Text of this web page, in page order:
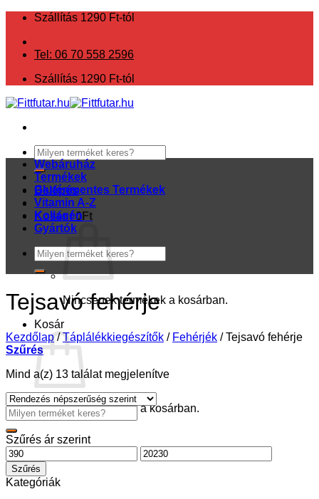
Skip
content
Szállítás 1290 Ft-tól
Tel: 06 70 558 2596
Szállítás 1290 Ft-tól
Keresés
a
következőre:
Belépés
Kosár /0Ft
Nincsenek termékek a kosárban.
Kosár
Nincsenek termékek a kosárban.
Webáruház
Termékek
Gluténmentes Termékek
Vitamin A-Z
Kollagén
Gyártók
Keresés
a
következőre:
Tejsavó fehérje
Kezdőlap / Táplálékkiegészítők / Fehérjék /Tejsavó fehérje
Szűrés
Mind a(z) 13 találat megjelenítveSorted
Keresés
a
következőre:
Szűrés ár szerint
Min
ár
Max
ár
Szűrés
Kategóriák